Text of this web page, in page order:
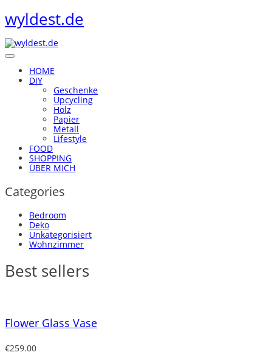
wyldest.de
HOME
DIY
Geschenke
Upcycling
Holz
Papier
Metall
Lifestyle
FOOD
SHOPPING
ÜBER MICH
Categories
Bedroom
Deko
Unkategorisiert
Wohnzimmer
Best sellers
Flower Glass Vase
€259.00